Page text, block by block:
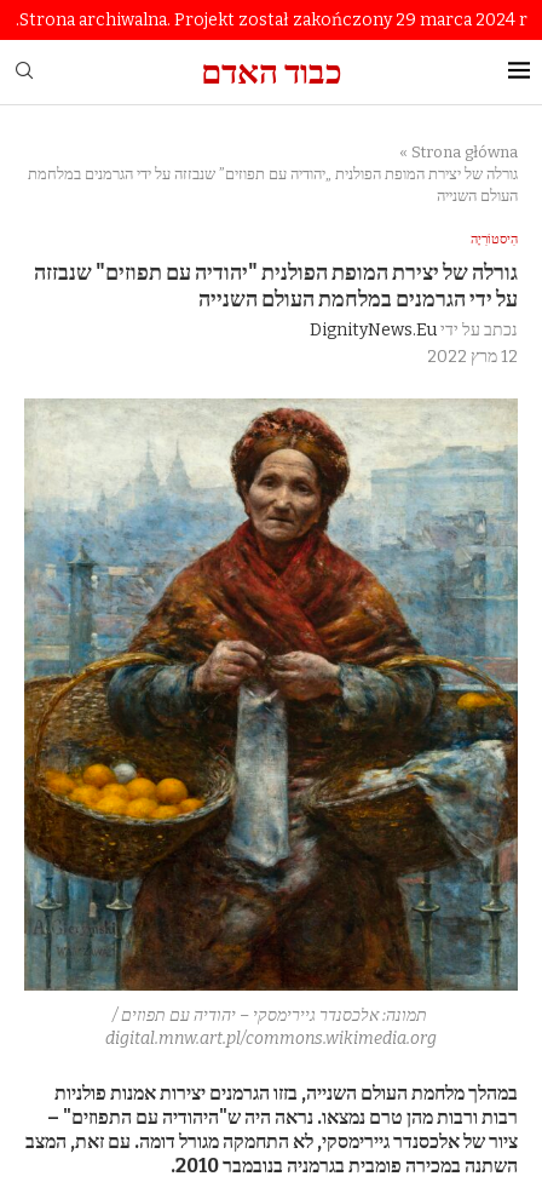
Strona archiwalna. Projekt został zakończony 29 marca 2024 r.
כבוד האדם
Strona główna
»
גורלה של יצירת המופת הפולנית „יהודיה עם תפוזים” שנבזזה על ידי הגרמנים במלחמת
העולם השנייה
הִיסטוֹרִיָה
גורלה של יצירת המופת הפולנית "יהודיה עם תפוזים" שנבזזה
על ידי הגרמנים במלחמת העולם השנייה
נכתב על ידיDignityNews.eu
12 מרץ 2022
תמונה: אלכסנדר גיירימסקי – יהודיה עם תפוזים /
digital.mnw.art.pl/commons.wikimedia.org
במהלך מלחמת העולם השנייה, בזזו הגרמנים יצירות אמנות פולניות
רבות ורבות מהן טרם נמצאו. נראה היה ש"היהודיה עם התפוזים" –
ציור של אלכסנדר גיירימסקי, לא התחמקה מגורל דומה. עם זאת, המצב
השתנה במכירה פומבית בגרמניה בנובמבר 2010.